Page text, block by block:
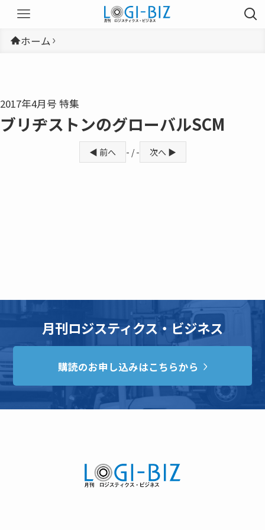
ホーム
2017年4月号 特集
ブリヂストンのグローバルSCM
◀ 前へ - / - 次へ ▶
月刊ロジスティクス・ビジネス
購読のお申し込みはこちらから